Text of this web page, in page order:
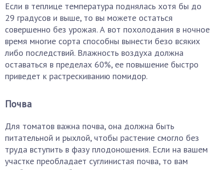
Если в теплице температура поднялась хотя бы до
29 градусов и выше, то вы можете остаться
совершенно без урожая. А вот похолодания в ночное
время многие сорта способны вынести безо всяких
либо последствий. Влажность воздуха должна
оставаться в пределах 60%, ее повышение быстро
приведет к растрескиванию помидор.
Почва
Для томатов важна почва, она должна быть
питательной и рыхлой, чтобы растение смогло без
труда вступить в фазу плодоношения. Если на вашем
участке преобладает суглинистая почва, то вам